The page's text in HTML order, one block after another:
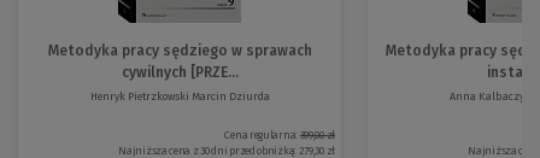
Metodyka pracy sędziego w sprawach
cywilnych [PRZE...
Henryk Pietrzkowski Marcin Dziurda
Cena regularna:399,00 zł
Najniższa cena z 30 dni przed obniżką: 279,30 zł
Metodyka pracy
Anna Kalbaczyk
Najniższa